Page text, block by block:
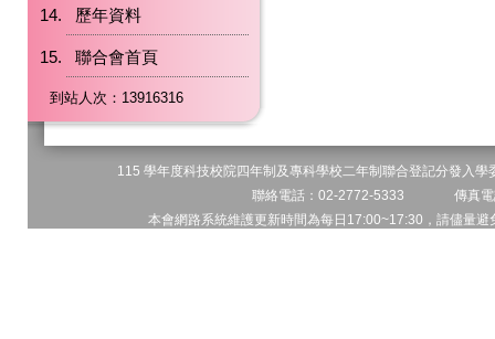
歷年資料
聯合會首頁
到站人次：13916316
115 學年度科技校院四年制及專科學校二年制聯合登記分發
聯絡電話：02-2772-5333 傳真
本會網路系統維護更新時間為每日17:00~17:30，請儘量